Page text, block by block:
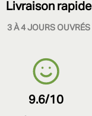
Livraison rapide
3 À 4 JOURS OUVRÉS
9.6/10